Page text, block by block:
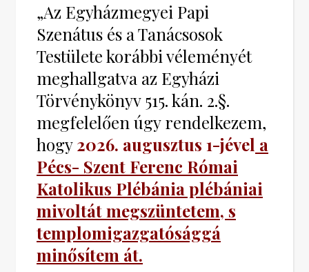
„Az Egyházmegyei Papi
Szenátus és a Tanácsosok
Testülete korábbi véleményét
meghallgatva az Egyházi
Törvénykönyv 515. kán. 2.§.
megfelelően úgy rendelkezem,
hogy2026. augusztus 1-jével a
Pécs- Szent Ferenc Római
Katolikus Plébánia plébániai
mivoltát megszüntetem, s
templomigazgatósággá
minősítem át.